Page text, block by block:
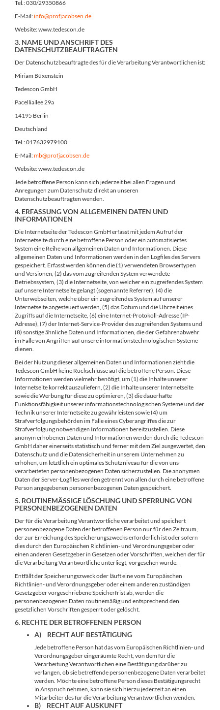
Tel.: 030/29350866
E-Mail:info@profjacobsen.de
Website: www.tedescon.de
3. NAME UND ANSCHRIFT DES
DATENSCHUTZBEAUFTRAGTEN
Der Datenschutzbeauftragte des für die Verarbeitung Verantwortlichen ist:
Miriam Büxenstein
Tedescon GmbH
Pacelliallee 29a
14195 Berlin
Deutschland
Tel.: 017632979100
E-Mail:mb@profjacobsen.de
Website: www.tedescon.de
Jede betroffene Person kann sich jederzeit bei allen Fragen und
Anregungen zum Datenschutz direkt an unseren
Datenschutzbeauftragten wenden.
4. ERFASSUNG VON ALLGEMEINEN DATEN UND
INFORMATIONEN
Die Internetseite der Tedescon GmbH erfasst mit jedem Aufruf der
Internetseite durch eine betroffene Person oder ein automatisiertes
System eine Reihe von allgemeinen Daten und Informationen. Diese
allgemeinen Daten und Informationen werden in den Logfiles des Servers
gespeichert. Erfasst werden können die (1) verwendeten Browsertypen
und Versionen, (2) das vom zugreifenden System verwendete
Betriebssystem, (3) die Internetseite, von welcher ein zugreifendes System
auf unsere Internetseite gelangt (sogenannte Referrer), (4) die
Unterwebseiten, welche über ein zugreifendes System auf unserer
Internetseite angesteuert werden, (5) das Datum und die Uhrzeit eines
Zugriffs auf die Internetseite, (6) eine Internet-Protokoll-Adresse (IP-
Adresse), (7) der Internet-Service-Provider des zugreifenden Systems und
(8) sonstige ähnliche Daten und Informationen, die der Gefahrenabwehr
im Falle von Angriffen auf unsere informationstechnologischen Systeme
dienen.
Bei der Nutzung dieser allgemeinen Daten und Informationen zieht die
Tedescon GmbH keine Rückschlüsse auf die betroffene Person. Diese
Informationen werden vielmehr benötigt, um (1) die Inhalte unserer
Internetseite korrekt auszuliefern, (2) die Inhalte unserer Internetseite
sowie die Werbung für diese zu optimieren, (3) die dauerhafte
Funktionsfähigkeit unserer informationstechnologischen Systeme und der
Technik unserer Internetseite zu gewährleisten sowie (4) um
Strafverfolgungsbehörden im Falle eines Cyberangriffes die zur
Strafverfolgung notwendigen Informationen bereitzustellen. Diese
anonym erhobenen Daten und Informationen werden durch die Tedescon
GmbH daher einerseits statistisch und ferner mit dem Ziel ausgewertet, den
Datenschutz und die Datensicherheit in unserem Unternehmen zu
erhöhen, um letztlich ein optimales Schutzniveau für die von uns
verarbeiteten personenbezogenen Daten sicherzustellen. Die anonymen
Daten der Server-Logfiles werden getrennt von allen durch eine betroffene
Person angegebenen personenbezogenen Daten gespeichert.
5. ROUTINEMÄSSIGE LÖSCHUNG UND SPERRUNG VON P
ERSONENBEZOGENEN DATEN
Der für die Verarbeitung Verantwortliche verarbeitet und speichert
personenbezogene Daten der betroffenen Person nur für den Zeitraum,
der zur Erreichung des Speicherungszwecks erforderlich ist oder sofern
dies durch den Europäischen Richtlinien- und Verordnungsgeber oder
einen anderen Gesetzgeber in Gesetzen oder Vorschriften, welchen der für
die Verarbeitung Verantwortliche unterliegt, vorgesehen wurde.
Entfällt der Speicherungszweck oder läuft eine vom Europäischen
Richtlinien- und Verordnungsgeber oder einem anderen zuständigen
Gesetzgeber vorgeschriebene Speicherfrist ab, werden die
personenbezogenen Daten routinemäßig und entsprechend den
gesetzlichen Vorschriften gesperrt oder gelöscht.
6. RECHTE DER BETROFFENEN PERSON
A) RECHT AUF BESTÄTIGUNG
Jede betroffene Person hat das vom Europäischen Richtlinien- und
Verordnungsgeber eingeräumte Recht, von dem für die
Verarbeitung Verantwortlichen eine Bestätigung darüber zu
verlangen, ob sie betreffende personenbezogene Daten verarbeitet
werden. Möchte eine betroffene Person dieses Bestätigungsrecht
in Anspruch nehmen, kann sie sich hierzu jederzeit an einen
Mitarbeiter des für die Verarbeitung Verantwortlichen wenden.
B) RECHT AUF AUSKUNFT